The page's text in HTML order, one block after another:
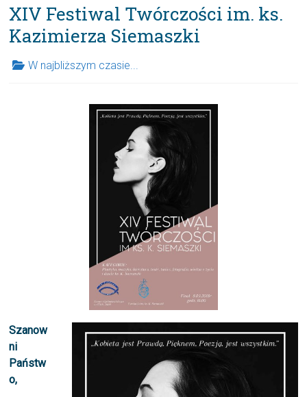
XIV Festiwal Twórczości im. ks.
Kazimierza Siemaszki
W najbliższym czasie...
Szanow
ni
Państw
o,